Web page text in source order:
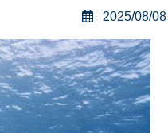
2025/08/08